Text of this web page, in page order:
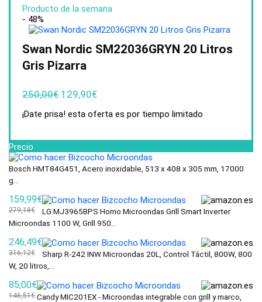
Producto de la semana
- 48%
Swan Nordic SM22036GRYN 20 Litros
Gris Pizarra
250,00€ 129,90€
¡Date prisa! esta oferta es por tiempo limitado
Precio
Bosch HMT84G451, Acero inoxidable, 513 x 408 x 305 mm, 17000
g...
159,99€
279,18€
LG MJ3965BPS Horno Microondas Grill Smart Inverter
Microondas 1100 W, Grill 950...
246,49€
316,12€
Sharp R-242 INW Microondas 20L, Control Táctil, 800W, 800
W, 20 litros,...
85,00€
146,51€ Candy MIC201EX - Microondas integrable con grill y marco,